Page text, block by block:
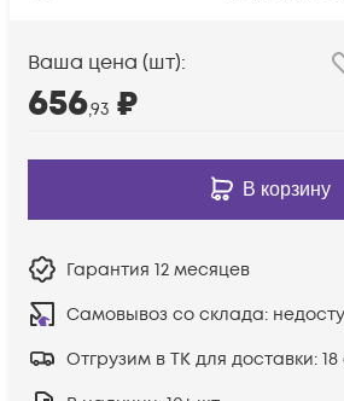
Ваша цена (шт):
656,93 ₽
В корзину
Гарантия 12 месяцев
Самовывоз со склада:
Отгрузим в ТК для доставки: